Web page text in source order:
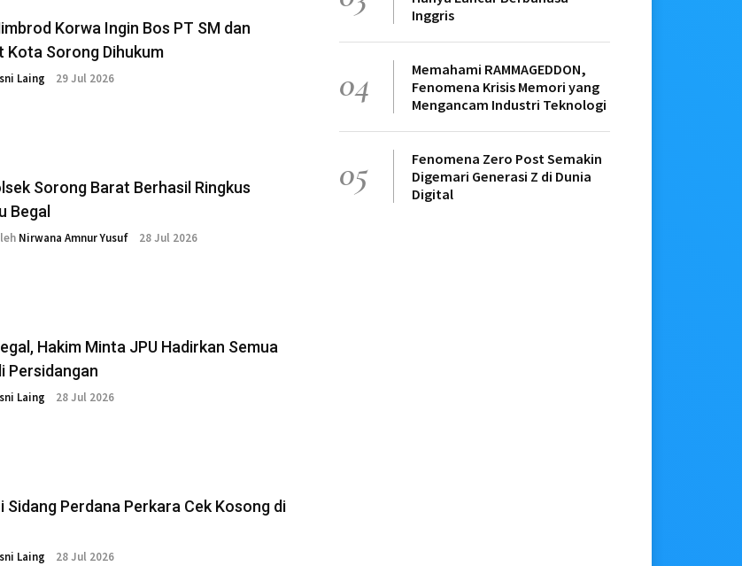
Korwa Ingin Bos PT SM dan
Kota Sorong Dihukum
Laing 29 Jul 2026
Sorong Barat Berhasil Ringkus
Begal
Nirwana Amnur Yusuf 28 Jul 2026
Hakim Minta JPU Hadirkan Semua
Persidangan
Laing 28 Jul 2026
Sidang Perdana Perkara Cek Kosong di
Laing 28 Jul 2026
Inggris
04
Memahami RAMMAGEDDON,
Fenomena Krisis Memori yang
Mengancam Industri Teknologi
05
Fenomena Zero Post Semakin
Digemari Generasi Z di Dunia
Digital